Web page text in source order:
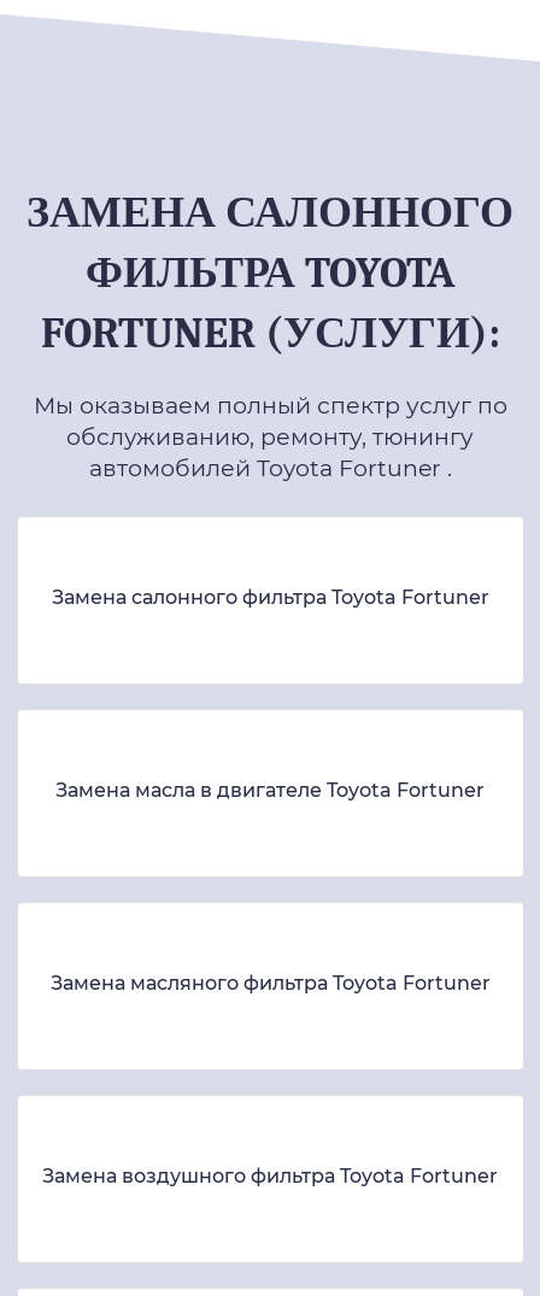
ЗАМЕНА САЛОННОГО
ФИЛЬТРА TOYOTA
FORTUNER (УСЛУГИ):
Мы оказываем полный спектр услуг по
обслуживанию, ремонту, тюнингу
автомобилей Toyota Fortuner .
Замена салонного фильтра Toyota Fortuner
Замена масла в двигателе Toyota Fortuner
Замена масляного фильтра Toyota Fortuner
Замена воздушного фильтра Toyota Fortuner